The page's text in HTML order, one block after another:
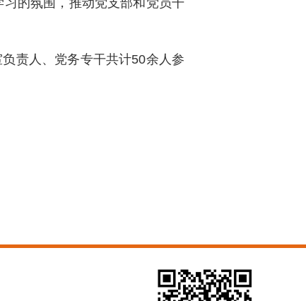
的氛围，推动党支部和党员干
责人、党务专干共计50余人参